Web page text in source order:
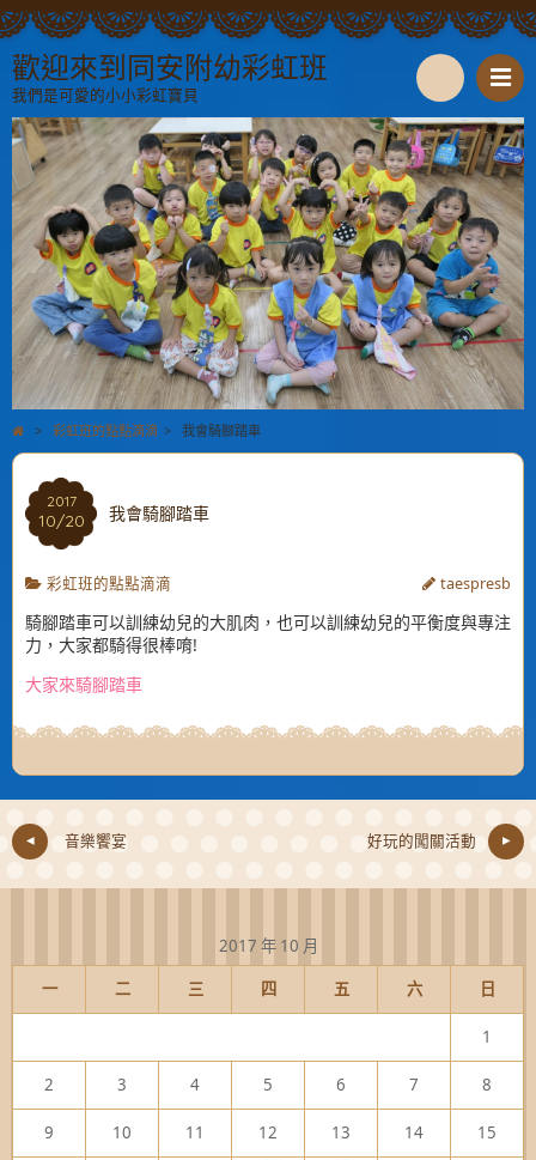
歡迎來到同安附幼彩虹班
我們是可愛的小小彩虹寶貝
S
e
a
r
c
h
> 彩虹班的點點滴滴 > 我會騎腳踏車
2017
10/20 我會騎腳踏車
彩虹班的點點滴滴 taespresb
騎腳踏車可以訓練幼兒的大肌肉，也可以訓練幼兒的平衡度與專注
力，大家都騎得很棒唷!
大家來騎腳踏車
音樂饗宴 好玩的闖關活動
2017 年 10 月
一
二 三 四 五 六 日
1
2 3 4 5 6 7 8
9 10 11 12 13 14 15